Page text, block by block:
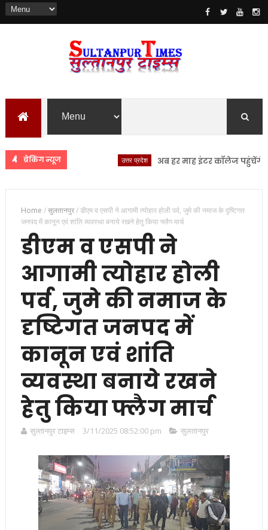
ब्रेकिंग न्यूज उत्तर प्रदेश अब हर माह इंटर कॉलेज पहुंचेंगे IAS,
Home /सुलतानपुर/डीएम व एसपी ने आगामी त्योहार होली पर्व, जुमे की नमाज के दृष्टिगत
जनपद में कानून एवं शांति व्यवस्था बनाये रखने हेतु किया फ्लैग मार्च
डीएम व एसपी ने
आगामी त्योहार होली
पर्व, जुमे की नमाज के
दृष्टिगत जनपद में
कानून एवं शांति
व्यवस्था बनाये रखने
हेतु किया फ्लैग मार्च
सुल्तानपुर टाइम्स 3/11/2025 08:52:00 pm सुलतानपुर